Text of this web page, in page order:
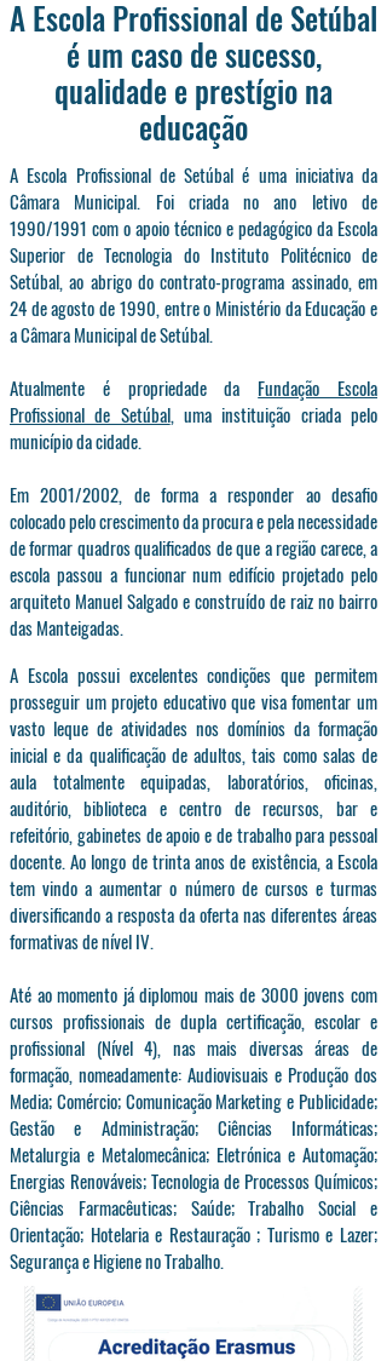
A Escola Profissional de Setúbal
é um caso de sucesso,
qualidade e prestígio na
educação
A Escola Profissional de Setúbal é uma iniciativa da
Câmara Municipal. Foi criada no ano letivo de
1990/1991 com o apoio técnico e pedagógico da Escola
Superior de Tecnologia do Instituto Politécnico de
Setúbal, ao abrigo do contrato-programa assinado, em
24 de agosto de 1990, entre o Ministério da Educação e
a Câmara Municipal de Setúbal.
Atualmente é propriedade da Fundação Escola
Profissional de Setúbal, uma instituição criada pelo
município da cidade.
Em 2001/2002, de forma a responder ao desafio
colocado pelo crescimento da procura e pela necessidade
de formar quadros qualificados de que a região carece, a
escola passou a funcionar num edifício projetado pelo
arquiteto Manuel Salgado e construído de raiz no bairro
das Manteigadas.
A Escola possui excelentes condições que permitem
prosseguir um projeto educativo que visa fomentar um
vasto leque de atividades nos domínios da formação
inicial e da qualificação de adultos, tais como salas de
aula totalmente equipadas, laboratórios, oficinas,
auditório, biblioteca e centro de recursos, bar e
refeitório, gabinetes de apoio e de trabalho para pessoal
docente. Ao longo de trinta anos de existência, a Escola
tem vindo a aumentar o número de cursos e turmas
diversificando a resposta da oferta nas diferentes áreas
formativas de nível IV.
Até ao momento já diplomou mais de 3000 jovens com
cursos profissionais de dupla certificação, escolar e
profissional (Nível 4), nas mais diversas áreas de
formação, nomeadamente: Audiovisuais e Produção dos
Media; Comércio; Comunicação Marketing e Publicidade;
Gestão e Administração; Ciências Informáticas;
Metalurgia e Metalomecânica; Eletrónica e Automação;
Energias Renováveis; Tecnologia de Processos Químicos;
Ciências Farmacêuticas; Saúde; Trabalho Social e
Orientação; Hotelaria e Restauração ; Turismo e Lazer;
Segurança e Higiene no Trabalho.